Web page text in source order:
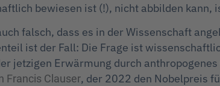
bewiesen ist (!), nicht abbilden kann,
falsch, dass es in der Wissenschaft
ist der Fall: Die Frage ist
jetzigen Erwärmung durch
Francis Clauser, der 2022 den Nobelpreis